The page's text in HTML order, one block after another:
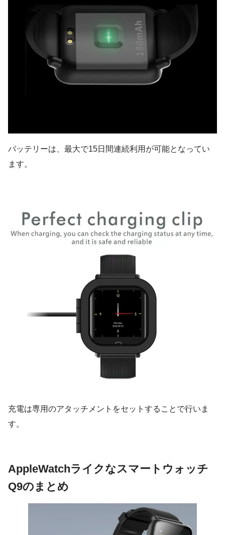
バッテリーは、最大で15日間連続利用が可能となってい
ます。
充電は専用のアタッチメントをセットすることで行いま
す。
AppleWatchライクなスマートウォッチ
Q9のまとめ